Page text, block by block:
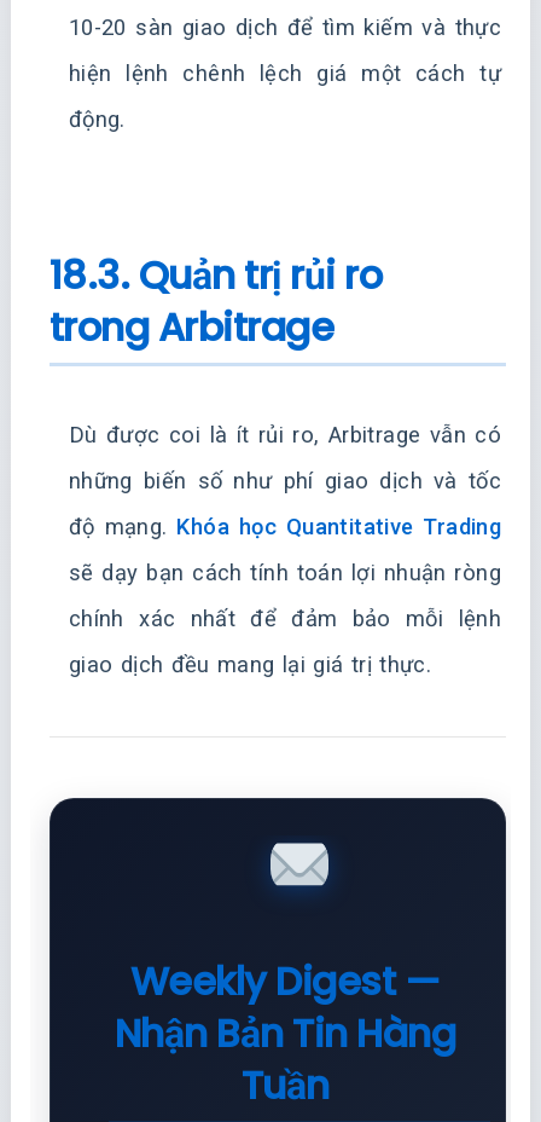
10-20 sàn giao dịch để tìm kiếm và thực
hiện lệnh chênh lệch giá một cách tự
động.
18.3. Quản trị rủi ro
trong Arbitrage
Dù được coi là ít rủi ro, Arbitrage vẫn có
những biến số như phí giao dịch và tốc
độ mạng. Khóa học Quantitative Trading
sẽ dạy bạn cách tính toán lợi nhuận ròng
chính xác nhất để đảm bảo mỗi lệnh
giao dịch đều mang lại giá trị thực.
Weekly Digest —
Nhận Bản Tin Hàng
Tuần